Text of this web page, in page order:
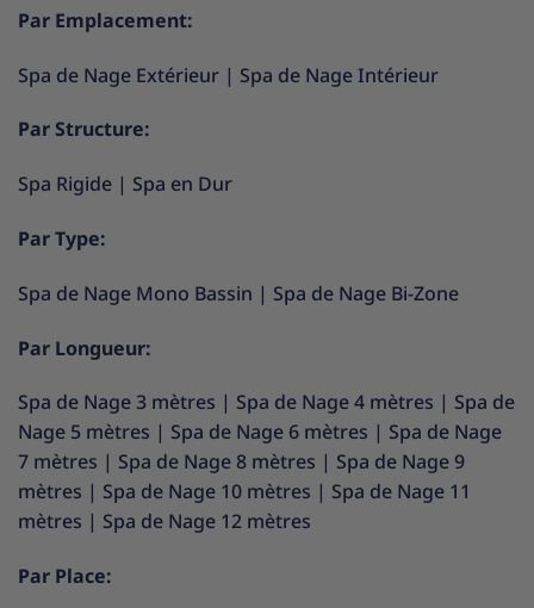
Par Emplacement:
Spa de Nage Extérieur | Spa de Nage Intérieur
Par Structure:
Spa Rigide | Spa en Dur
Par Type:
Spa de Nage Mono Bassin | Spa de Nage Bi-Zone
Par Longueur:
Spa de Nage 3 mètres | Spa de Nage 4 mètres | Spa de
Nage 5 mètres | Spa de Nage 6 mètres | Spa de Nage
7 mètres | Spa de Nage 8 mètres | Spa de Nage 9
mètres | Spa de Nage 10 mètres | Spa de Nage 11
mètres | Spa de Nage 12 mètres
Par Place: